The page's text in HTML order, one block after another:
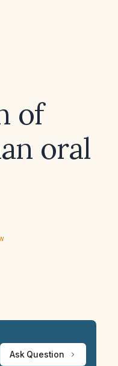
of
oral
Ask Question